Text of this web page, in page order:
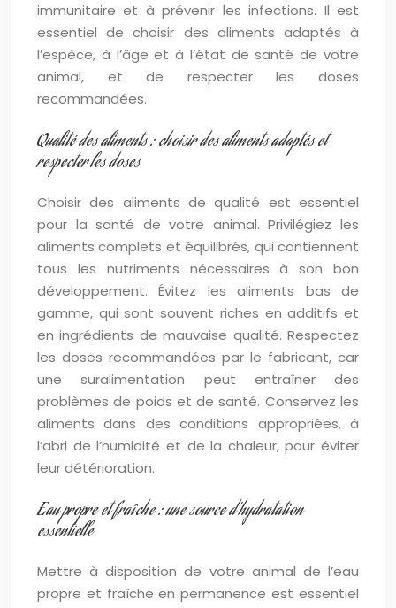
immunitaire et à prévenir les infections. Il est
essentiel de choisir des aliments adaptés à
l’espèce, à l’âge et à l’état de santé de votre
animal, et de respecter les doses
recommandées.
Qualité des aliments : choisir des aliments adaptés et
respecter les doses
Choisir des aliments de qualité est essentiel
pour la santé de votre animal. Privilégiez les
aliments complets et équilibrés, qui contiennent
tous les nutriments nécessaires à son bon
développement. Évitez les aliments bas de
gamme, qui sont souvent riches en additifs et
en ingrédients de mauvaise qualité. Respectez
les doses recommandées par le fabricant, car
une suralimentation peut entraîner des
problèmes de poids et de santé. Conservez les
aliments dans des conditions appropriées, à
l’abri de l’humidité et de la chaleur, pour éviter
leur détérioration.
Eau propre et fraîche : une source d’hydratation
essentielle
Mettre à disposition de votre animal de l’eau
propre et fraîche en permanence est essentiel